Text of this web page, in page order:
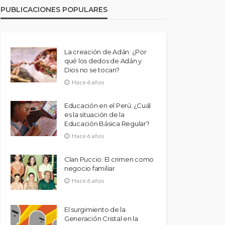
PUBLICACIONES POPULARES
La creación de Adán: ¿Por
qué los dedos de Adán y
Dios no se tocan?
Hace 6 años
Educación en el Perú: ¿Cuál
es la situación de la
Educación Básica Regular?
Hace 6 años
Clan Puccio: El crimen como
negocio familiar
Hace 6 años
El surgimiento de la
Generación Cristal en la